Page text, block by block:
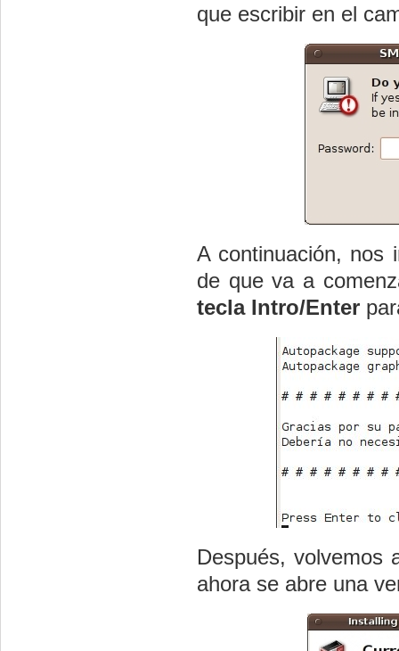
que escribir en el
A continuación, nos
de que va a
tecla Intro/Enter
Después, volvemos
ahora se abre una